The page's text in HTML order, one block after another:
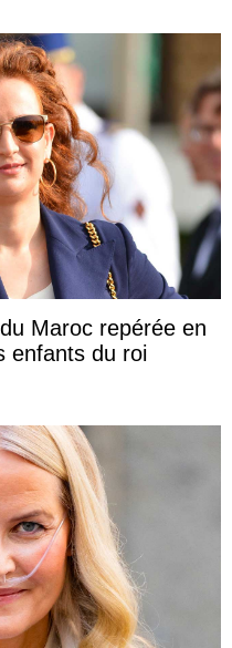
Maroc repérée en
enfants du roi